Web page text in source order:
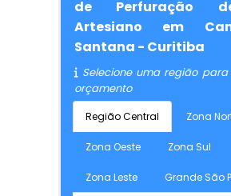
de Perfuração
Artesiano em
Santana - Curitiba
Selecione uma região para
orçamento
Região Central Zona
Zona Oeste Zona Sul
Zona Leste Grande São